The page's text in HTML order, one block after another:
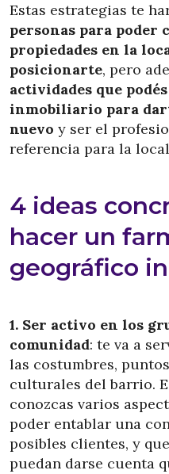
Estas estrategias te
personas para poder
propiedades en la
posicionarte, pero
actividades que
inmobiliario para
nuevo y ser el
referencia para la
4 ideas
hacer un
geográfico
1. Ser activo en los
comunidad: te va a
las costumbres,
culturales del barrio.
conozcas varios
poder entablar una
posibles clientes, y
puedan darse cuenta